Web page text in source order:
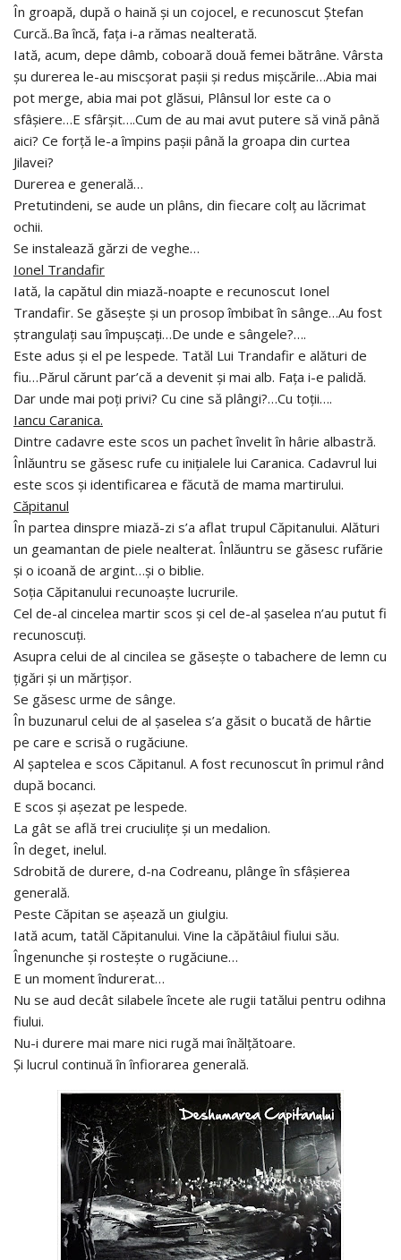
În groapă, după o haină şi un cojocel, e recunoscut Ştefan
Curcă..Ba încă, faţa i-a rămas nealterată.
Iată, acum, depe dâmb, coboară două femei bătrâne. Vârsta
şu durerea le-au miscşorat paşii şi redus mişcările…Abia mai
pot merge, abia mai pot glăsui, Plânsul lor este ca o
sfâşiere…E sfârşit….Cum de au mai avut putere să vină până
aici? Ce forţă le-a împins paşii până la groapa din curtea
Jilavei?
Durerea e generală…
Pretutindeni, se aude un plâns, din fiecare colţ au lăcrimat
ochii.
Se instalează gărzi de veghe…
Ionel Trandafir
Iată, la capătul din miază-noapte e recunoscut Ionel
Trandafir. Se găseşte şi un prosop îmbibat în sânge…Au fost
ştrangulaţi sau împuşcaţi…De unde e sângele?….
Este adus şi el pe lespede. Tatăl Lui Trandafir e alături de
fiu…Părul cărunt par’că a devenit şi mai alb. Faţa i-e palidă.
Dar unde mai poţi privi? Cu cine să plângi?…Cu toţii….
Iancu Caranica.
Dintre cadavre este scos un pachet învelit în hârie albastră.
Înlăuntru se găsesc rufe cu iniţialele lui Caranica. Cadavrul lui
este scos şi identificarea e făcută de mama martirului.
Căpitanul
În partea dinspre miază-zi s’a aflat trupul Căpitanului. Alături
un geamantan de piele nealterat. Înlăuntru se găsesc rufărie
şi o icoană de argint…şi o biblie.
Soţia Căpitanului recunoaşte lucrurile.
Cel de-al cincelea martir scos şi cel de-al şaselea n’au putut fi
recunoscuţi.
Asupra celui de al cincilea se găseşte o tabachere de lemn cu
ţigări şi un mărţişor.
Se găsesc urme de sânge.
În buzunarul celui de al şaselea s’a găsit o bucată de hârtie
pe care e scrisă o rugăciune.
Al şaptelea e scos Căpitanul. A fost recunoscut în primul rând
după bocanci.
E scos şi aşezat pe lespede.
La gât se află trei cruciuliţe şi un medalion.
În deget, inelul.
Sdrobită de durere, d-na Codreanu, plânge în sfâşierea
generală.
Peste Căpitan se aşează un giulgiu.
Iată acum, tatăl Căpitanului. Vine la căpătâiul fiului său.
Îngenunche şi rosteşte o rugăciune…
E un moment îndurerat…
Nu se aud decât silabele încete ale rugii tatălui pentru odihna
fiului.
Nu-i durere mai mare nici rugă mai înălţătoare.
Şi lucrul continuă în înfiorarea generală.